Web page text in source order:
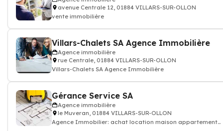
avenue Centrale 12, 01884 VILLARS-SUR-OLLON
vente immobilière
Villars-Chalets SA Agence Immobilière
Agence immobilière
rue Centrale, 01884 VILLARS-SUR-OLLON
Villars-Chalets SA Agence Immobilière
Gérance Service SA
Agence immobilière
le Muveran, 01884 VILLARS-SUR-OLLON
Agence Immobilier: achat location maison appartement